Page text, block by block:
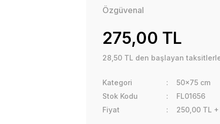
Özgüvenal
275,00 TL
28,50 TL den başlayan
Kategori
50x75 cm
Stok Kodu
FL01656
Fiyat
250,00 TL +